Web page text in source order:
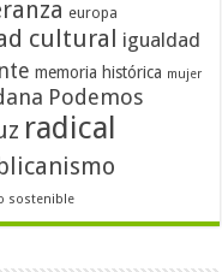
europa
cultural igualdad
memoria histórica mujer
Podemos
radical
sostenible